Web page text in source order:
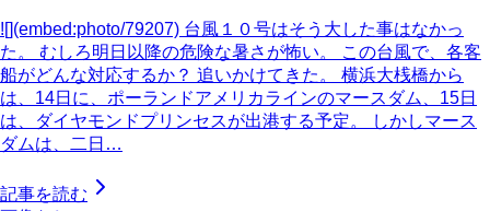
![](embed:photo/79207) 台風１０号はそう大した事はなかっ
た。 むしろ明日以降の危険な暑さが怖い。 この台風で、各客
船がどんな対応するか？ 追いかけてきた。 横浜大桟橋から
は、14日に、ポーランドアメリカラインのマースダム、15日
は、ダイヤモンドプリンセスが出港する予定。 しかしマース
ダムは、二日…
記事を読む